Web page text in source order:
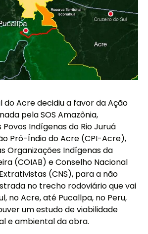
do Acre decidiu a favor da Ação
pela SOS Amazônia,
Indígenas do Rio Juruá
Pró-Índio do Acre (CPI-Acre),
Organizações Indígenas da
(COIAB) e Conselho Nacional
(CNS), para a não
no trecho rodoviário que vai
no Acre, até Pucallpa, no Peru,
um estudo de viabilidade
e ambiental da obra.